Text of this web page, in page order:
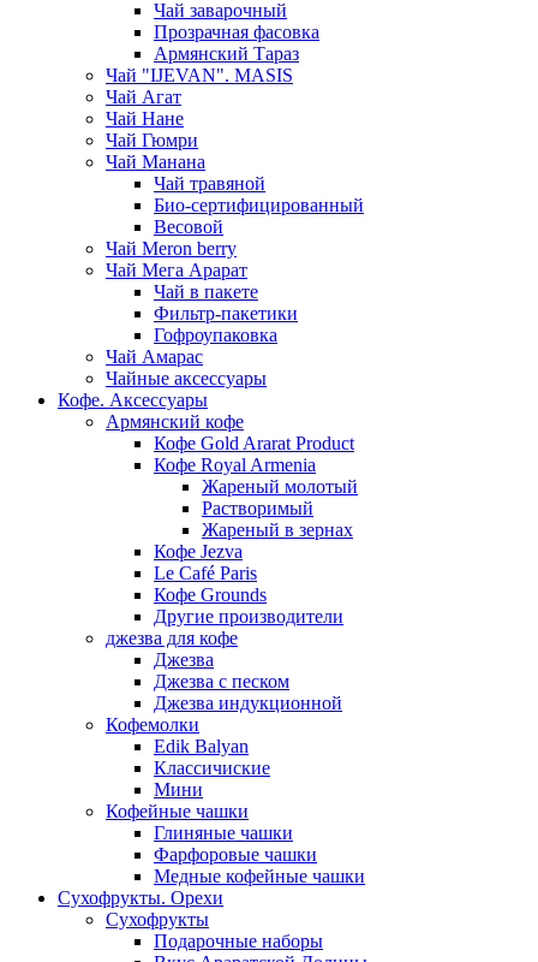
Чай заварочный
Прозрачная фасовка
Армянский Тараз
Чай "IJEVAN". MASIS
Чай Агат
Чай Нане
Чай Гюмри
Чай Манана
Чай травяной
Био-сертифицированный
Весовой
Чай Meron berry
Чай Мега Арарат
Чай в пакете
Фильтр-пакетики
Гофроупаковка
Чай Амарас
Чайные аксессуары
Кофе. Аксессуары
Армянский кофе
Кофе Gold Ararat Product
Кофе Royal Armenia
Жареный молотый
Растворимый
Жареный в зернах
Кофе Jezva
Le Café Paris
Кофе Grounds
Другие производители
джезва для кофе
Джезва
Джезва с песком
Джезва индукционной
Кофемолки
Edik Balyan
Классичиские
Мини
Кофейные чашки
Глиняные чашки
Фарфоровые чашки
Медные кофейные чашки
Сухофрукты. Орехи
Сухофрукты
Подарочные наборы